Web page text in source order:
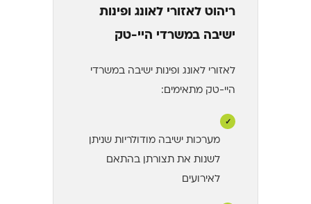
ריהוט לאזורי לאונג ופינות
ישיבה במשרדי היי-טק
לאזורי לאונג ופינות ישיבה במשרדי
היי-טק מתאימים:
✓
מערכות ישיבה מודולריות שניתן
לשנות את תצורתן בהתאם
לאירועים